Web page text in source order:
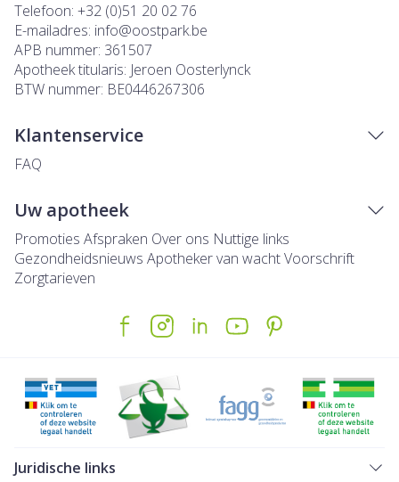
Telefoon: +32 (0)51 20 02 76
E-mailadres: info@oostpark.be
APB nummer: 361507
Apotheek titularis: Jeroen Oosterlynck
BTW nummer: BE0446267306
Klantenservice
FAQ
Uw apotheek
Promoties Afspraken Over ons Nuttige links
Gezondheidsnieuws Apotheker van wachtVoorschrift
Zorgtarieven
Juridische links